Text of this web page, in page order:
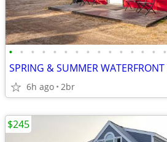
• • • • • • • • • • • • • • •
6h ago 2br
$245